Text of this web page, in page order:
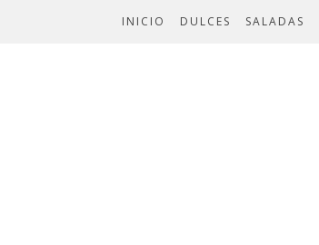
INICIO DULCES SALADAS